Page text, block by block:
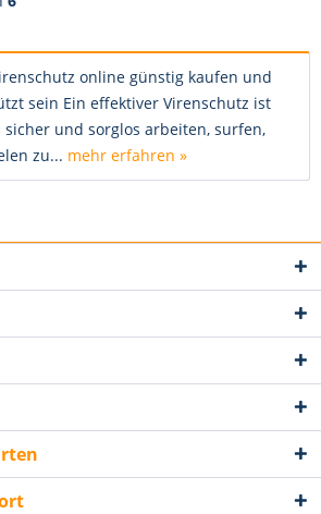
online günstig kaufen und
sein Ein effektiver Virenschutz ist
und sorglos arbeiten, surfen,
zu... mehr erfahren »